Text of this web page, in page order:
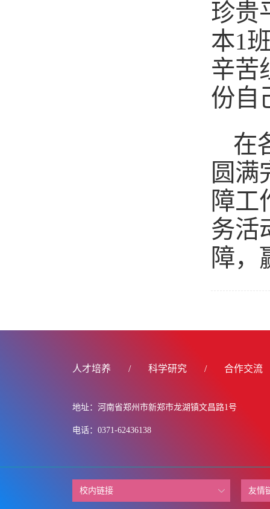
珍贵
本1
辛苦
份自
在
圆满
障工
务活
障，
人才培养 / 科学研究 / 合作交流
地址：河南省郑州市新郑市龙湖镇文昌路1号
电话：0371-62436138
校内链接 友情